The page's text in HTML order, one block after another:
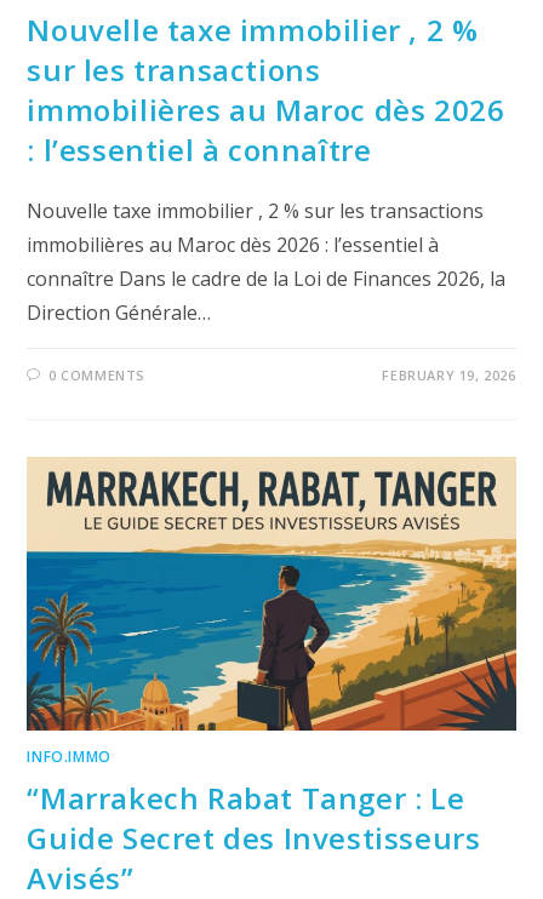
Nouvelle taxe immobilier , 2 %
sur les transactions
immobilières au Maroc dès 2026
: l’essentiel à connaître
Nouvelle taxe immobilier , 2 % sur les transactions
immobilières au Maroc dès 2026 : l’essentiel à
connaître Dans le cadre de la Loi de Finances 2026, la
Direction Générale…
0 COMMENTS FEBRUARY 19, 2026
INFO.IMMO
“Marrakech Rabat Tanger : Le
Guide Secret des Investisseurs
Avisés”